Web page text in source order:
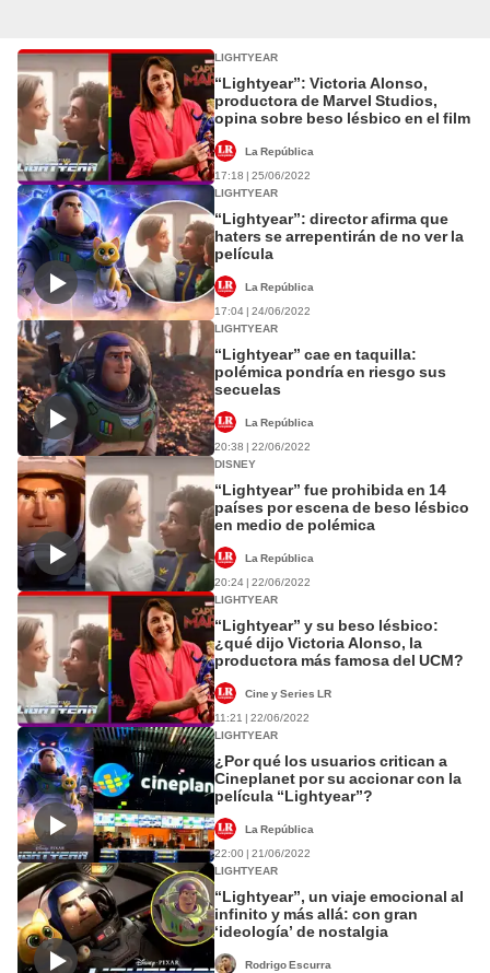
LIGHTYEAR
“Lightyear”: Victoria Alonso,
productora de Marvel Studios,
opina sobre beso lésbico en el film
La República
17:18 | 25/06/2022
LIGHTYEAR
“Lightyear”: director afirma que
haters se arrepentirán de no ver la
película
La República
17:04 | 24/06/2022
LIGHTYEAR
“Lightyear” cae en taquilla:
polémica pondría en riesgo sus
secuelas
La República
20:38 | 22/06/2022
DISNEY
“Lightyear” fue prohibida en 14
países por escena de beso lésbico
en medio de polémica
La República
20:24 | 22/06/2022
LIGHTYEAR
“Lightyear” y su beso lésbico:
¿qué dijo Victoria Alonso, la
productora más famosa del UCM?
Cine y Series LR
11:21 | 22/06/2022
LIGHTYEAR
¿Por qué los usuarios critican a
Cineplanet por su accionar con la
película “Lightyear”?
La República
22:00 | 21/06/2022
LIGHTYEAR
“Lightyear”, un viaje emocional al
infinito y más allá: con gran
‘ideología’ de nostalgia
Rodrigo Escurra